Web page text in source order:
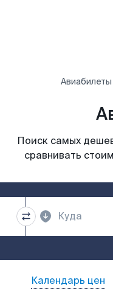
Авиабилеты
Поиск самых
сравнивать
Календарь цен